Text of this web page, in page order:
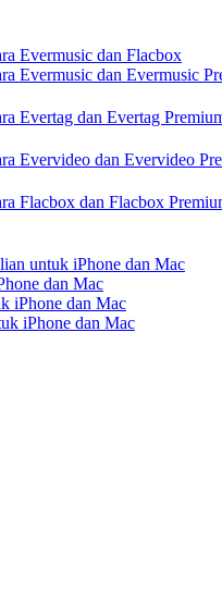
Evermusic dan Flacbox
Evermusic dan Evermusic
Evertag dan Evertag
Evervideo dan Evervideo
Flacbox dan Flacbox
untuk iPhone dan Mac
dan Mac
iPhone dan Mac
iPhone dan Mac